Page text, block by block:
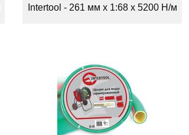
Intertool - 261 мм x 1:68 x 5200 Н/м